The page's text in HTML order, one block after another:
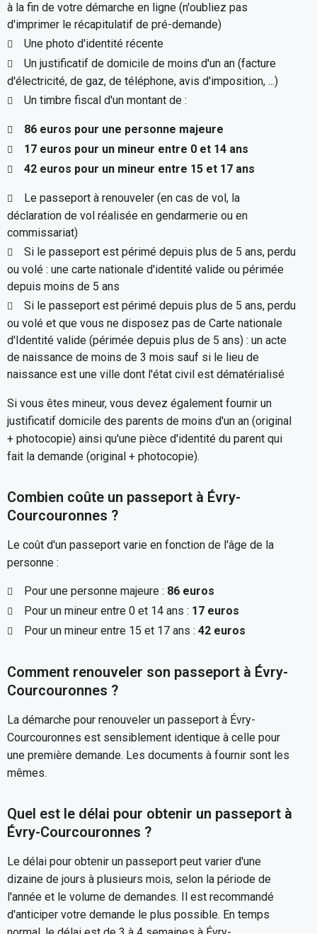
à la fin de votre démarche en ligne (n'oubliez pas
d'imprimer le récapitulatif de pré-demande)
Une photo d'identité récente
Un justificatif de domicile de moins d'un an (facture
d'électricité, de gaz, de téléphone, avis d'imposition, ...)
Un timbre fiscal d'un montant de :
86 euros pour une personne majeure
17 euros pour un mineur entre 0 et 14 ans
42 euros pour un mineur entre 15 et 17 ans
Le passeport à renouveler (en cas de vol, la
déclaration de vol réalisée en gendarmerie ou en
commissariat)
Si le passeport est périmé depuis plus de 5 ans, perdu
ou volé : une carte nationale d'identité valide ou périmée
depuis moins de 5 ans
Si le passeport est périmé depuis plus de 5 ans, perdu
ou volé et que vous ne disposez pas de Carte nationale
d'Identité valide (périmée depuis plus de 5 ans) : un acte
de naissance de moins de 3 mois sauf si le lieu de
naissance est une ville dont l'état civil est dématérialisé
Si vous êtes mineur, vous devez également fournir un
justificatif domicile des parents de moins d'un an (original
+ photocopie) ainsi qu'une pièce d'identité du parent qui
fait la demande (original + photocopie).
Combien coûte un passeport à Évry-
Courcouronnes ?
Le coût d'un passeport varie en fonction de l'âge de la
personne :
Pour une personne majeure : 86 euros
Pour un mineur entre 0 et 14 ans : 17 euros
Pour un mineur entre 15 et 17 ans : 42 euros
Comment renouveler son passeport à Évry-
Courcouronnes ?
La démarche pour renouveler un passeport à Évry-
Courcouronnes est sensiblement identique à celle pour
une première demande. Les documents à fournir sont les
mêmes.
Quel est le délai pour obtenir un passeport à
Évry-Courcouronnes ?
Le délai pour obtenir un passeport peut varier d'une
dizaine de jours à plusieurs mois, selon la période de
l'année et le volume de demandes. Il est recommandé
d'anticiper votre demande le plus possible. En temps